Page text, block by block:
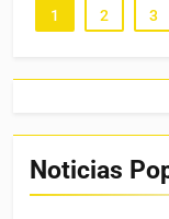
1 2 3
Noticias